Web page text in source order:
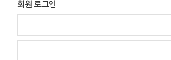
회원 로그인